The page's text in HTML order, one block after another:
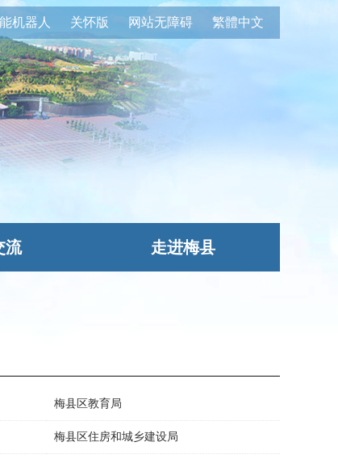
繁體中文
网站无障碍
关怀版
机器人
流 走进梅县
梅县区教育局
梅县区住房和城乡建设局